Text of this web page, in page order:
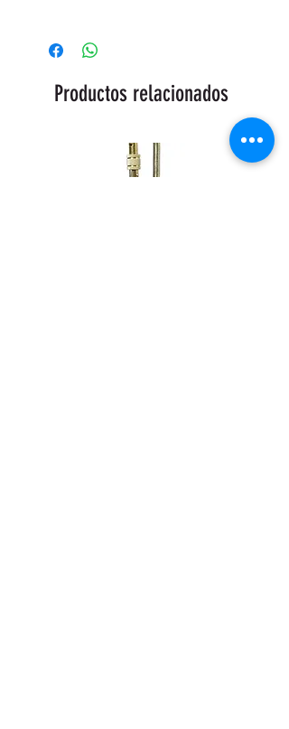
Productos relacionados